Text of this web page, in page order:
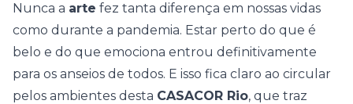
Nunca a arte fez tanta diferença em nossas vidas
como durante a pandemia. Estar perto do que é
belo e do que emociona entrou definitivamente
para os anseios de todos. E isso fica claro ao circular
pelos ambientes desta CASACOR Rio, que traz